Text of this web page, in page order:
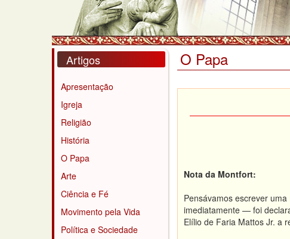
Artigos
Apresentação
Igreja
Religião
História
O Papa
Arte
Ciência e Fé
Movimento pela Vida
Política e Sociedade
O Papa
Nota da Montfort:
Pensávamos escrever
imediatamente — foi
Elílio de Faria Mattos Jr. a